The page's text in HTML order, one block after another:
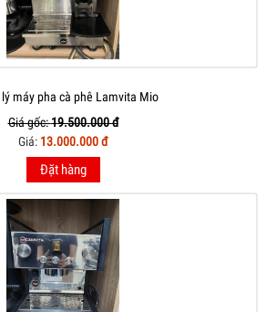
máy pha cà phê Lamvita Mio
Giá gốc:19.500.000 đ
Giá: 13.000.000 đ
Đặt hàng